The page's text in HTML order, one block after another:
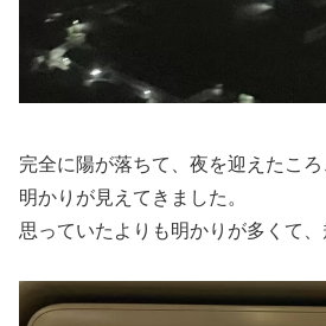
完全に陽が落ちて、夜を迎えたこ
明かりが見えてきました。
思っていたよりも明かりが多くて、